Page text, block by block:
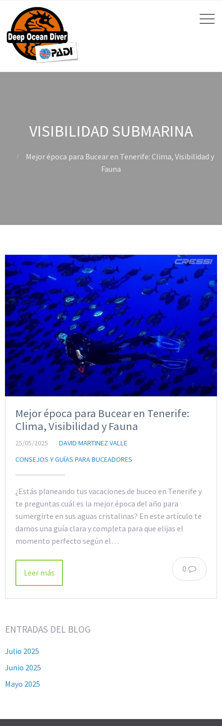
VISIBILIDAD SUBMARINA
Mejor época para Bucear en Tenerife: Clima, Visibilidad y
Fauna
Mejor época para Bucear en Tenerife:
Clima, Visibilidad y Fauna
25/05/2025
DAVID MARTINEZ VALLE
CONSEJOS Y GUÍAS PARA BUCEADORES
¿Estás planeando tus vacaciones de buceo en Tenerife y
te preguntas cuál es la mejor época del año para
sumergirte en sus aguas cristalinas? En este artículo te
damos una guía clara y completa para que elijas el
momento perfecto según el…
0
Leer más
ENTRADAS DEL BLOG
Julio 2025
Junio 2025
Mayo 2025